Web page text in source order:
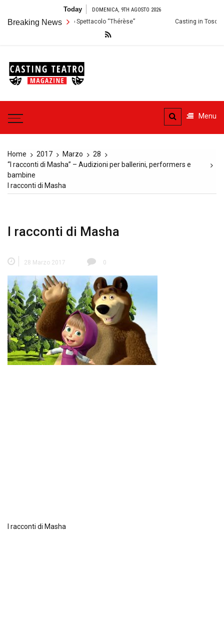
content
Today DOMENICA, 9TH AGOSTO 2026
Breaking News
Audizioni per lo Spettacolo “Thérèse” Casting in Toscana:
teatrali
Menu
Home 2017 Marzo
28
“I racconti di Masha” – Audizioni per ballerini, performers e
bambine
I racconti di Masha
I racconti di Masha
28 Marzo 2017 0
I racconti di Masha